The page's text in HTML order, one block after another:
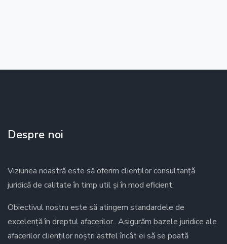
Despre noi
Viziunea noastră este să oferim clienților consultanță
juridică de calitate în timp util și în mod eficient.
Obiectivul nostru este să atingem standardele de
excelență în dreptul afacerilor.. Asigurăm bazele juridice ale
afacerilor clienților noștri astfel încât ei să se poată